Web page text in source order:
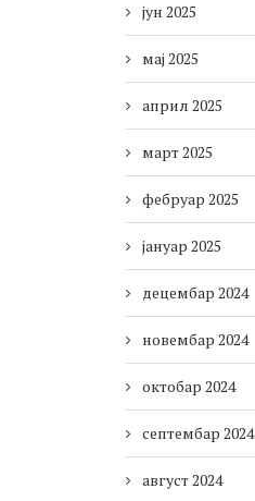
јун 2025
мај 2025
април 2025
март 2025
фебруар 2025
јануар 2025
децембар 2024
новембар 2024
октобар 2024
септембар 2024
август 2024